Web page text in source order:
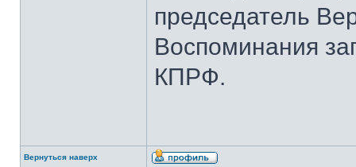
председатель
Воспоминания
КПРФ.
Вернуться наверх